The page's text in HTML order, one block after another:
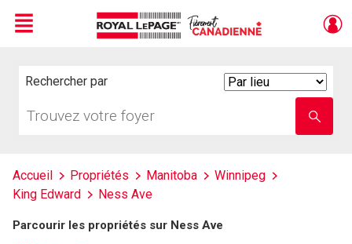
Menu
Rechercher par
votre
nom
Accueil Propriétés Manitoba
Winnipeg
King Edward
Ness Ave
Parcourir les propriétés sur Ness Ave